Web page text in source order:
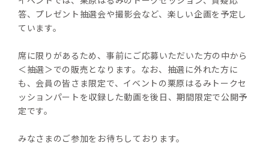
答、プレゼント抽選会や撮影会など、楽しい企画を予定し
ています。
席に限りがあるため、事前にご応募いただいた方の中から
＜抽選＞での販売となります。なお、抽選に外れた方に
も、会員の皆さま限定で、イベントの栗原はるみトークセ
ッションパートを収録した動画を後日、期間限定で公開予
定です。
みなさまのご参加をお待ちしております。